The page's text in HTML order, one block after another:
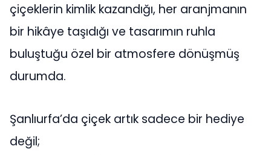
çiçeklerin kimlik kazandığı, her aranjmanın
bir hikâye taşıdığı ve tasarımın ruhla
buluştuğu özel bir atmosfere dönüşmüş
durumda.
Şanlıurfa’da çiçek artık sadece bir hediye
değil;